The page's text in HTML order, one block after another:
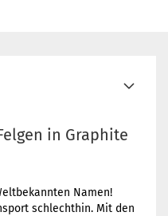
in Graphite
Namen!
schlechthin. Mit den